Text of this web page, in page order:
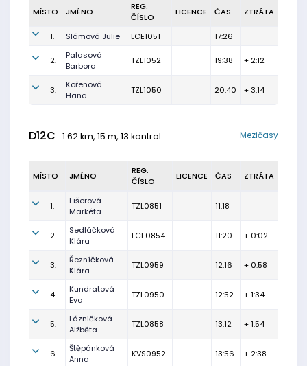
MÍSTO JMÉNO
REG.
ČÍSLO
LICENCE ČAS ZTRÁTA
1. Slámová Julie LCE1051 17:26
2.
Palasová
Barbora
TZL1052 19:38 + 2:12
3.
Kořenová
Hana
TZL1050 20:40 + 3:14
D12C 1.62 km, 15 m, 13 kontrol Mezičasy
MÍSTO JMÉNO
REG.
ČÍSLO
LICENCE ČAS ZTRÁTA
1.
Fišerová
Markéta
TZL0851 11:18
2.
Sedláčková
Klára
LCE0854 11:20 + 0:02
3.
Řezníčková
Klára
TZL0959 12:16 + 0:58
4.
Kundratová
Eva
TZL0950 12:52 + 1:34
5.
Lázničková
Alžběta
TZL0858 13:12 + 1:54
6.
Štěpánková
Anna
KVS0952 13:56 + 2:38